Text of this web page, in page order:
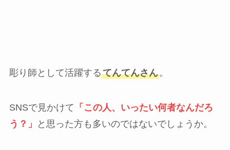
彫り師として活躍するてんてんさん。
SNSで見かけて 「この人、いったい何者なんだろ
う？」
と思った方も多いのではないでしょうか。